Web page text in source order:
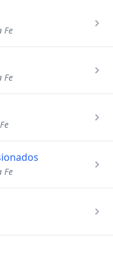
Fe
Fe
Fe